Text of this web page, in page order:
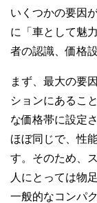
いくつかの要因
に「車として魅
者の認識、価格
まず、最大の要
ションにあるこ
な価格帯に設定
ほぼ同じで、性
す。そのため、
人にとっては物
一般的なコンパ